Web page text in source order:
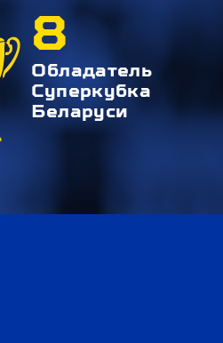
8
Обладатель
Суперкубка
Беларуси